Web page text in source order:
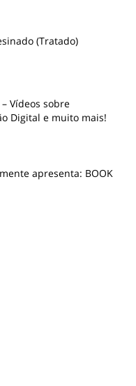
(Tratado)
Vídeos sobre
Digital e muito mais!
apresenta: BOOK